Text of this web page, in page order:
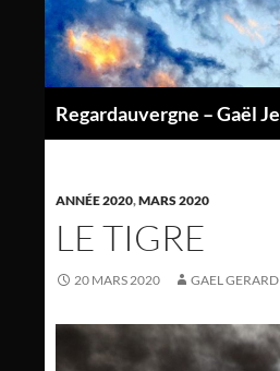
contenu
ANNÉE 2020,MARS 2020
LE TIGRE
20 MARS 2020 GAEL GERARD